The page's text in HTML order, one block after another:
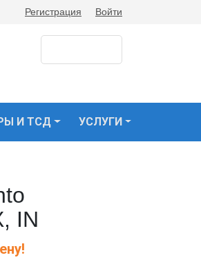
Регистрация Войти
И ТСД УСЛУГИ
IN